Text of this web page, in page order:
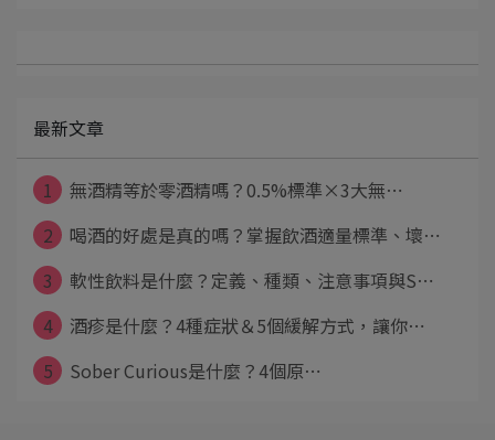
最新文章
1
無酒精等於零酒精嗎？0.5%標準×3大無⋯
2
喝酒的好處是真的嗎？掌握飲酒適量標準、壞⋯
3
軟性飲料是什麼？定義、種類、注意事項與S⋯
4
酒疹是什麼？4種症狀＆5個緩解方式，讓你⋯
5
Sober Curious是什麼？4個原⋯